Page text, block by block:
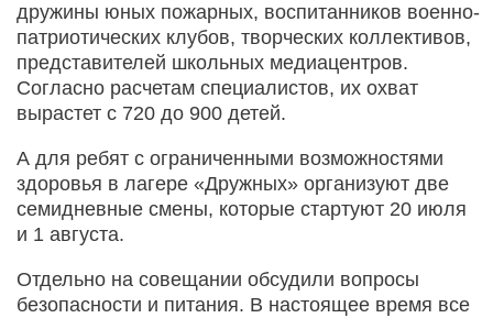
дружины юных пожарных, воспитанников военно-
патриотических клубов, творческих коллективов,
представителей школьных медиацентров.
Согласно расчетам специалистов, их охват
вырастет с 720 до 900 детей.
А для ребят с ограниченными возможностями
здоровья в лагере «Дружных» организуют две
семидневные смены, которые стартуют 20 июля
и 1 августа.
Отдельно на совещании обсудили вопросы
безопасности и питания. В настоящее время все